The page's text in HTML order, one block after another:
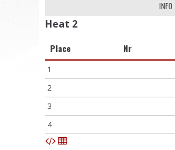
INFO
Heat 2
Place Nr
1
2
3
4